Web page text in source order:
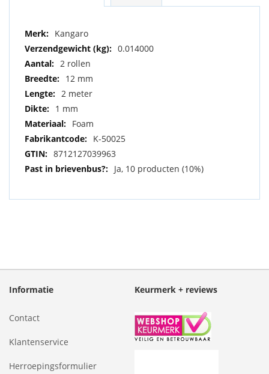
Meer
informatie
Kangaro
0.014000
2 rollen
12 mm
2 meter
1 mm
Foam
K-50025
8712127039963
Ja, 10 producten (10%)
Informatie
Contact
Klantenservice
Herroepingsformulier
Keurmerk + reviews